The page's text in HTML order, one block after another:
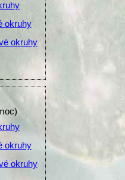
okruhy
okruhy
okruhy
okruhy